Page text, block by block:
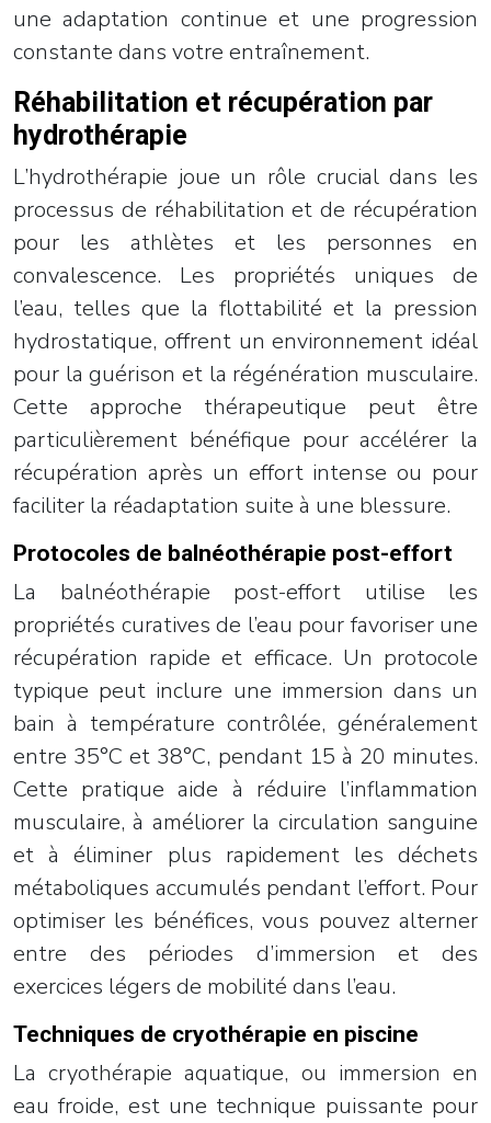
une adaptation continue et une progression
constante dans votre entraînement.
Réhabilitation et récupération par
hydrothérapie
L’hydrothérapie joue un rôle crucial dans les
processus de réhabilitation et de récupération
pour les athlètes et les personnes en
convalescence. Les propriétés uniques de
l’eau, telles que la flottabilité et la pression
hydrostatique, offrent un environnement idéal
pour la guérison et la régénération musculaire.
Cette approche thérapeutique peut être
particulièrement bénéfique pour accélérer la
récupération après un effort intense ou pour
faciliter la réadaptation suite à une blessure.
Protocoles de balnéothérapie post-effort
La balnéothérapie post-effort utilise les
propriétés curatives de l’eau pour favoriser une
récupération rapide et efficace. Un protocole
typique peut inclure une immersion dans un
bain à température contrôlée, généralement
entre 35°C et 38°C, pendant 15 à 20 minutes.
Cette pratique aide à réduire l’inflammation
musculaire, à améliorer la circulation sanguine
et à éliminer plus rapidement les déchets
métaboliques accumulés pendant l’effort. Pour
optimiser les bénéfices, vous pouvez alterner
entre des périodes d’immersion et des
exercices légers de mobilité dans l’eau.
Techniques de cryothérapie en piscine
La cryothérapie aquatique, ou immersion en
eau froide, est une technique puissante pour